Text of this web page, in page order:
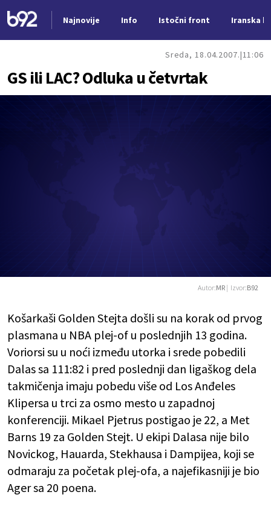
Najnovije Info Istočni front Iranska
Sreda, 18.04.2007. 11:06
GS ili LAC? Odluka u četvrtak
Autor:MR | Izvor:B92
Košarkaši Golden Stejta došli su na korak od prvog
plasmana u NBA plej-of u poslednjih 13 godina.
Voriorsi su u noći između utorka i srede pobedili
Dalas sa 111:82 i pred poslednji dan ligaškog dela
takmičenja imaju pobedu više od Los Anđeles
Klipersa u trci za osmo mesto u zapadnoj
konferenciji. Mikael Pjetrus postigao je 22, a Met
Barns 19 za Golden Stejt. U ekipi Dalasa nije bilo
Novickog, Hauarda, Stekhausa i Dampijea, koji se
odmaraju za početak plej-ofa, a najefikasniji je bio
Ager sa 20 poena.